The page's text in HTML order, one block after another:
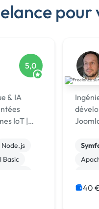
pour
5,0
& IA
IoT |
en
Node.js
Basic
40